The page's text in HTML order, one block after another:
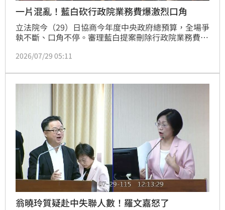
一片混亂！藍白砍行政院業務費爆激烈口角
立法院今（29）日協商今年度中央政府總預算，全場爭
執不斷、口角不停。審理藍白提案刪除行政院業務費，
事費以外的所有預算，隨後民進黨立委陳培瑜開嗆藍
砍其他單位的業務費，最後藍綠白三黨高聲對罵，現場
一片混亂，立法院長韓國瑜宣布休息後隨即離開。
2026/07/29 05:11
翁曉玲質疑赴中失聯人數！羅文嘉怒了